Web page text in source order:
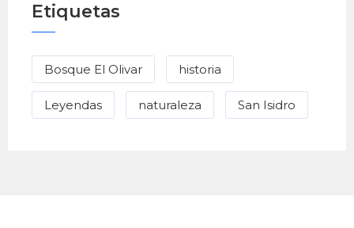
Etiquetas
Bosque El Olivar historia
Leyendas naturaleza San Isidro